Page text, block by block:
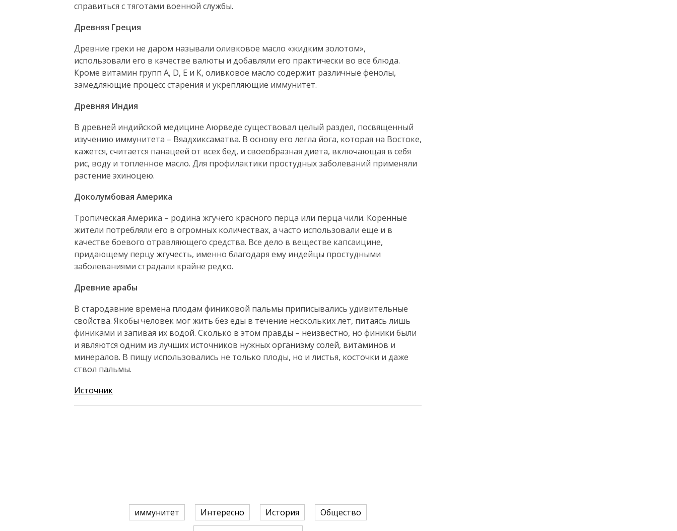
справиться с тяготами военной службы.
Древняя Греция
Древние греки не даром называли оливковое масло «жидким золотом»,
использовали его в качестве валюты и добавляли его практически во все блюда.
Кроме витамин групп А, D, Е и К, оливковое масло содержит различные фенолы,
замедляющие процесс старения и укрепляющие иммунитет.
Древняя Индия
В древней индийской медицине Аюрведе существовал целый раздел, посвященный
изучению иммунитета – Вяадхиксаматва. В основу его легла йога, которая на Востоке,
кажется, считается панацеей от всех бед, и своеобразная диета, включающая в себя
рис, воду и топленное масло. Для профилактики простудных заболеваний применяли
растение эхиноцею.
Доколумбовая Америка
Тропическая Америка – родина жгучего красного перца или перца чили. Коренные
жители потребляли его в огромных количествах, а часто использовали еще и в
качестве боевого отравляющего средства. Все дело в веществе капсаицине,
придающему перцу жгучесть, именно благодаря ему индейцы простудными
заболеваниями страдали крайне редко.
Древние арабы
В стародавние времена плодам финиковой пальмы приписывались удивительные
свойства. Якобы человек мог жить без еды в течение нескольких лет, питаясь лишь
финиками и запивая их водой. Сколько в этом правды – неизвестно, но финики были
и являются одним из лучших источников нужных организму солей, витаминов и
минералов. В пищу использовались не только плоды, но и листья, косточки и даже
ствол пальмы.
Источник
иммунитет Интересно История
Общество